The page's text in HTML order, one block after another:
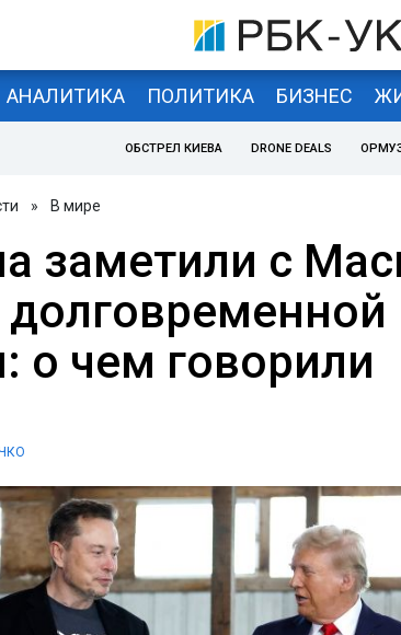
АНАЛИТИКА ПОЛИТИКА БИЗНЕС
ОБСТРЕЛ КИЕВА DRONE DEALS
» В мире
заметили с
долговременной
о чем говорили